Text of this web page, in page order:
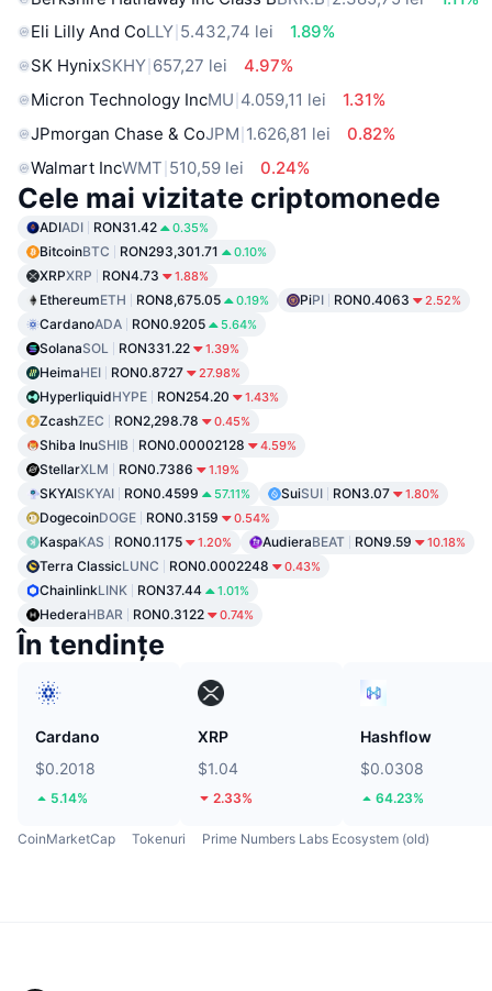
Eli Lilly And CoLLY 5.432,74 lei
1.89%
SK HynixSKHY 657,27 lei
4.97%
Micron Technology IncMU 4.059,11 lei
1.31%
JPmorgan Chase & CoJPM 1.626,81 lei
0.82%
Walmart IncWMT 510,59 lei 0.24%
Cele mai vizitate criptomonede
ADIADI RON31.42 0.35%
BitcoinBTC RON293,301.71 0.10%
XRPXRP RON4.73 1.88%
EthereumETH RON8,675.05 0.19% PiPI RON0.4063 2.52%
CardanoADA RON0.9205 5.64%
SolanaSOL RON331.22 1.39%
HeimaHEI RON0.8727 27.98%
HyperliquidHYPE RON254.20 1.43%
ZcashZEC RON2,298.78 0.45%
Shiba InuSHIB RON0.00002128 4.59%
StellarXLM RON0.7386 1.19%
SKYAISKYAI RON0.4599 57.11% SuiSUI RON3.07 1.80%
DogecoinDOGE RON0.3159 0.54%
KaspaKAS RON0.1175 1.20% AudieraBEAT RON9.59 10.18%
Terra ClassicLUNC RON0.0002248 0.43%
ChainlinkLINK RON37.44 1.01%
HederaHBAR RON0.3122 0.74%
În tendințe
Cardano
$0.2018
5.14%
XRP
$1.04
2.33%
Hashflow
$0.0308
64.23%
CoinMarketCap Tokenuri Prime Numbers Labs Ecosystem (old)